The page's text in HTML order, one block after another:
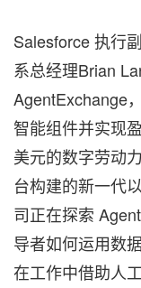
Salesforce 执行
系总经理Brian
AgentExchange
智能组件并实现
美元的数字劳动
台构建的新一代
司正在探索
导者如何运用数
在工作中借助人